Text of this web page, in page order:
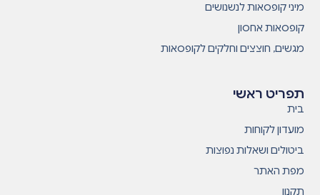
תפריט ראשי
בית
מועדון לקוחות
ביטולים ושאלות נפוצות
מפת האתר
תקנון
מיני קופסאות לנשנושים
קופסאות אחסון
מגשים, חוצצים וחלקים לקופסאות